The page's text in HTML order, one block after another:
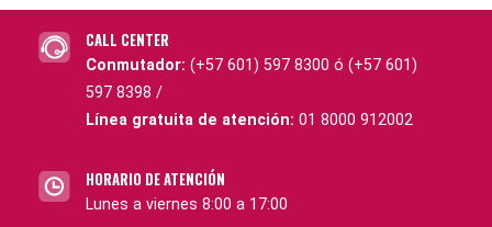
CALL CENTER
Conmutador: (+57 601) 597 8300 ó (+57 601)
597 8398 /
Línea gratuita de atención: 01 8000 912002
HORARIO DE ATENCIÓN
Lunes a viernes 8:00 a 17:00